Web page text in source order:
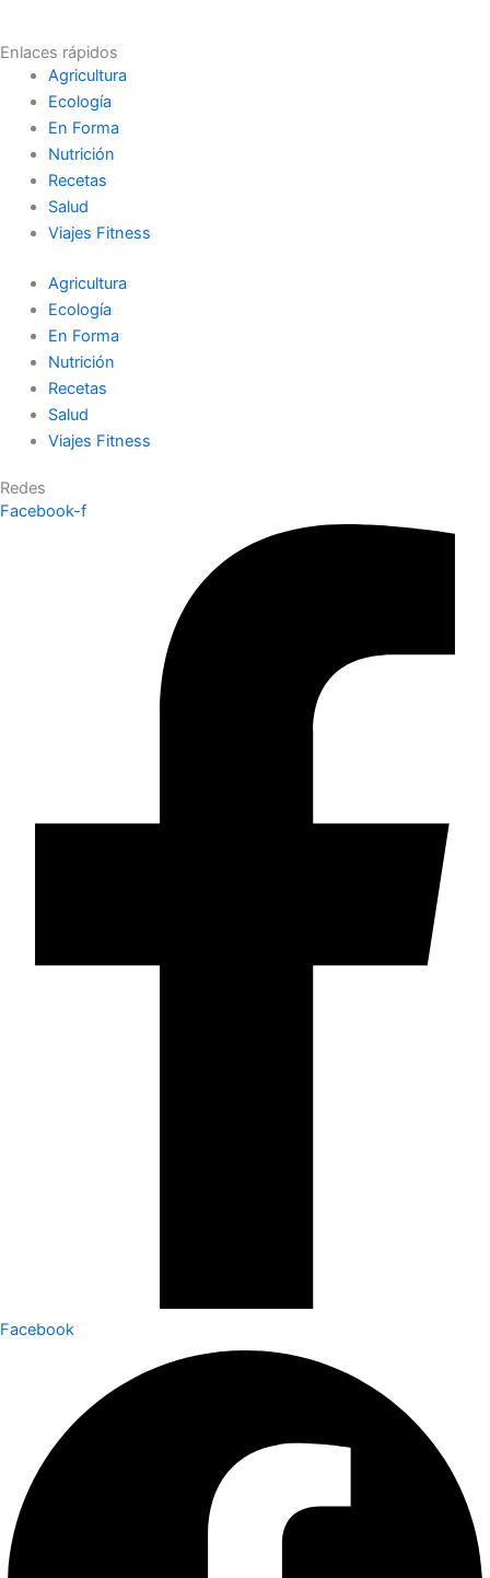
Enlaces rápidos
Agricultura
Ecología
En Forma
Nutrición
Recetas
Salud
Viajes Fitness
Agricultura
Ecología
En Forma
Nutrición
Recetas
Salud
Viajes Fitness
Redes
Facebook-f
Facebook